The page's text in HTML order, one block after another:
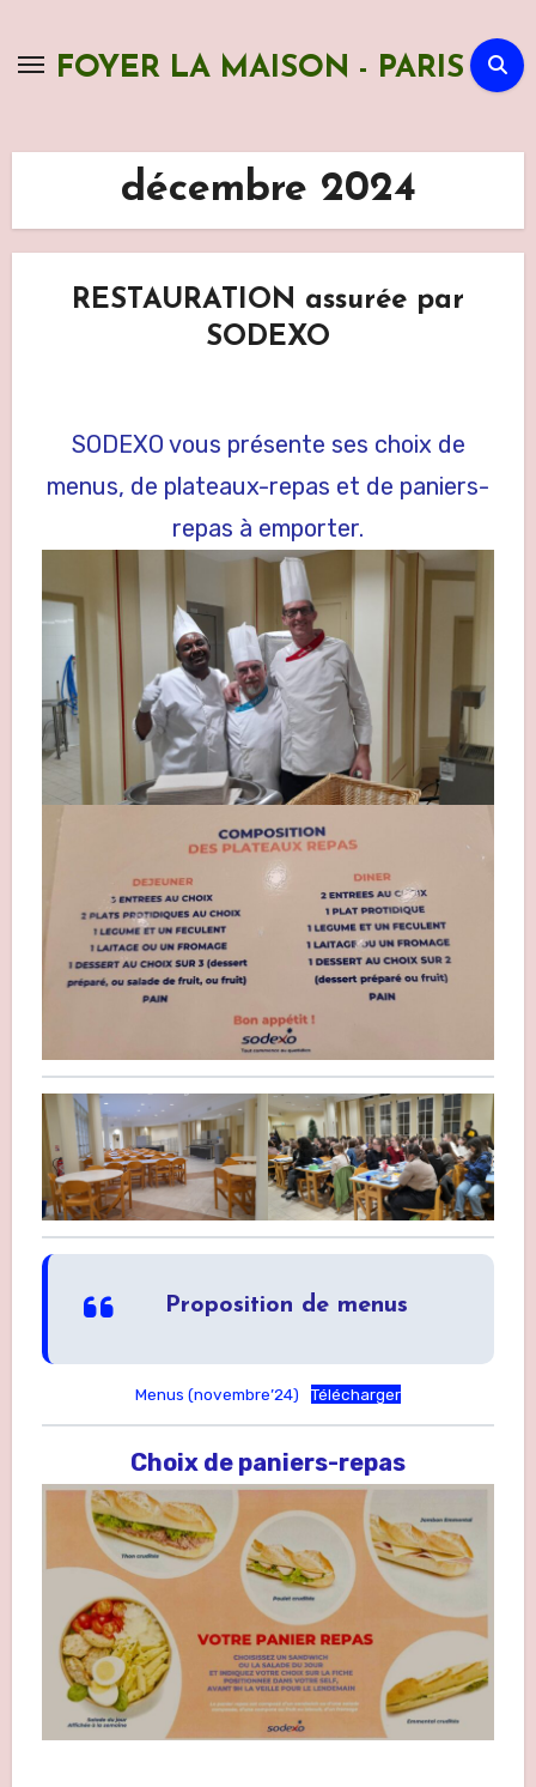
contentFOYER LA MAISON - PARIS
décembre 2024
RESTAURATION assurée par
SODEXO
SODEXO vous présente ses choix de
menus, de plateaux-repas et de paniers-
repas à emporter.
Proposition de menus
Menus (novembre’24) Télécharger
Choix de paniers-repas